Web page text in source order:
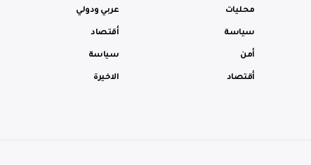
محليات
سياسة
أمن
أقتصاد
عربي ودولي
أقتصاد
سياسة
الاخيرة